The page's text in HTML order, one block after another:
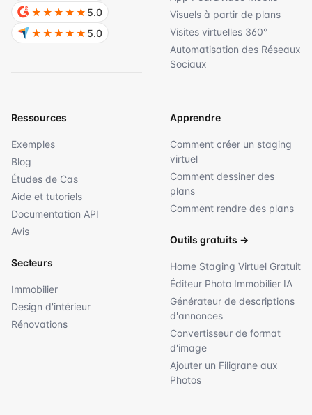
Visuels à partir de plans
Visites virtuelles 360°
Automatisation des Réseaux
Sociaux
Ressources
Exemples
Blog
Études de Cas
Aide et tutoriels
Documentation API
Avis
Secteurs
Immobilier
Design d'intérieur
Rénovations
Apprendre
Comment créer un staging
virtuel
Comment dessiner des
plans
Comment rendre des plans
Outils gratuits →
Home Staging Virtuel Gratuit
Éditeur Photo Immobilier IA
Générateur de descriptions
d'annonces
Convertisseur de format
d'image
Ajouter un Filigrane aux
Photos
★★★★★ 5.0
★★★★★ 5.0